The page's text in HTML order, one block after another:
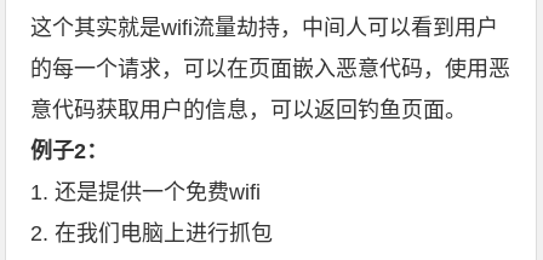
这个其实就是wifi流量劫持，中间人可以看到用户
的每一个请求，可以在页面嵌入恶意代码，使用恶
意代码获取用户的信息，可以返回钓鱼页面。
例子2：
1. 还是提供一个免费wifi
2. 在我们电脑上进行抓包